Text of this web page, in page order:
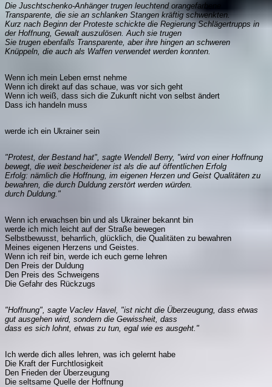
Die Juschtschenko-Anhänger trugen leuchtend orangefarbene
Transparente, die sie an schlanken Stangen kräftig schwenkten.
Kurz nach Beginn der Proteste schickte die Regierung Schlägertrupps in
der Hoffnung, Gewalt auszulösen. Auch sie trugen
Sie trugen ebenfalls Transparente, aber ihre hingen an schweren
Knüppeln, die auch als Waffen verwendet werden konnten.
Wenn ich mein Leben ernst nehme
Wenn ich direkt auf das schaue, was vor sich geht
Wenn ich weiß, dass sich die Zukunft nicht von selbst ändert
Dass ich handeln muss
werde ich ein Ukrainer sein
"Protest, der Bestand hat", sagte Wendell Berry, "wird von einer Hoffnung
bewegt, die weit bescheidener ist als die auf öffentlichen Erfolg
Erfolg: nämlich die Hoffnung, im eigenen Herzen und Geist Qualitäten zu
bewahren, die durch Duldung zerstört werden würden.
durch Duldung."
Wenn ich erwachsen bin und als Ukrainer bekannt bin
werde ich mich leicht auf der Straße bewegen
Selbstbewusst, beharrlich, glücklich, die Qualitäten zu bewahren
Meines eigenen Herzens und Geistes.
Wenn ich reif bin, werde ich euch gerne lehren
Den Preis der Duldung
Den Preis des Schweigens
Die Gefahr des Rückzugs
"Hoffnung", sagte Vaclev Havel, "ist nicht die Überzeugung, dass etwas
gut ausgehen wird, sondern die Gewissheit, dass
dass es sich lohnt, etwas zu tun, egal wie es ausgeht."
Ich werde dich alles lehren, was ich gelernt habe
Die Kraft der Furchtlosigkeit
Den Frieden der Überzeugung
Die seltsame Quelle der Hoffnung